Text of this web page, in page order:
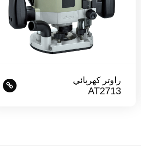
راوتر كهربائي
AT2713